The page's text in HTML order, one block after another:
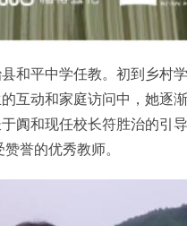
和平中学任教。初到乡村
互动和家庭访问中，她逐
阗和现任校长符胜治的引
誉的优秀教师。